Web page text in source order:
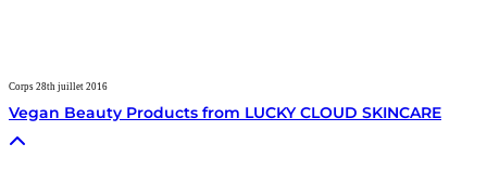
Corps 28th juillet 2016
Vegan Beauty Products from LUCKY CLOUD SKINCARE